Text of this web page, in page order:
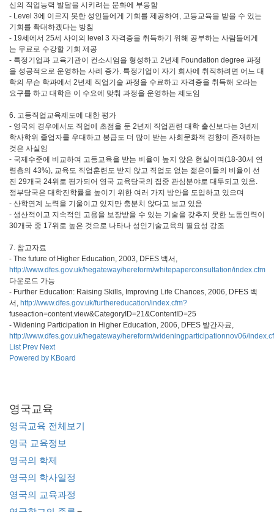
신의 직업능력 발달을 시키려는 문화에 부응함
- Level 3에 이르지 못한 성인들에게 기회를 제공하여, 고등교육을 받을 수 있는
기회를 확대하겠다는 방침
- 19세에서 25세 사이의 level 3 자격증을 취득하기 위해 공부하는 사람들에게
는 무료로 수강할 기회 제공
- 특정기업과 교육기관이 컨소시엄을 형성하고 2년제 Foundation degree 과정
을 성공적으로 운영하는 사례 증가. 특정기업이 자기 회사에 취직하려면 어느 대
학의 무슨 학과에서 2년제 직업기술 과정을 수료하고 자격증을 취득해 오라는
요구를 하고 대학은 이 수요에 맞춰 과정을 운영하는 제도임
6. 고등직업교육제도에 대한 평가
- 영국의 경우에서도 직업에 초점을 둔 2년제 직업관련 대학 출신보다는 3년제
학사학위 졸업자를 우대하고 봉급도 더 많이 받는 사회문화적 경향이 존재하는
것은 사실임
- 국제수준에 비교하여 고등교육을 받는 비율이 높지 않은 현실이며(18-30세 연
령층의 43%), 교육도 직업훈련도 받지 않고 직업도 없는 젊은이들의 비율이 선
진 29개국 24위로 평가되어 영국 교육당국의 집중 관심분야로 대두되고 있음.
정부당국은 대학진학률을 높이기 위한 여러 가지 방안을 도입하고 있으며
- 산학연계 노력을 기울이고 있지만 충분치 않다고 보고 있음
- 생산적이고 지속적인 고용을 보장받을 수 있는 기술을 갖추지 못한 노동인력이
30개국 중 17위로 높은 것으로 나타나 성인기술교육의 필요성 강조
7. 참고자료
- The future of Higher Education, 2003, DFES 백서,
http://www.dfes.gov.uk/hegateway/hereform/whitepaperconsultation/index.cfm
다운로드 가능
- Further Education: Raising Skills, Improving Life Chances, 2006, DFES 백
서, http://www.dfes.gov.uk/furthereducation/index.cfm?
fuseaction=content.view&CategoryID=21&ContentID=25
- Widening Participation in Higher Education, 2006, DFES 발간자료,
http://www.dfes.gov.uk/hegateway/hereform/wideningparticipationnov06/
List Prev Next
Powered by KBoard
영국교육
영국교육 전체보기
영국 교육정보
영국의 학제
영국의 학사일정
영국의 교육과정